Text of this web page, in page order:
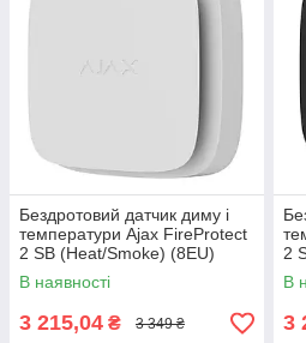
Бездротовий датчик диму і
температури Ajax FireProtect
2 SB (Heat/Smoke) (8EU)
White
В наявності
3 215,04 ₴ 3 349 ₴
2
В
3